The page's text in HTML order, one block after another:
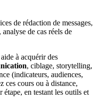
de rédaction de messages,
de cas réels de
à acquérir des
, ciblage, storytelling,
(indicateurs, audiences,
ces cours ou à distance,
étape, en testant les outils et